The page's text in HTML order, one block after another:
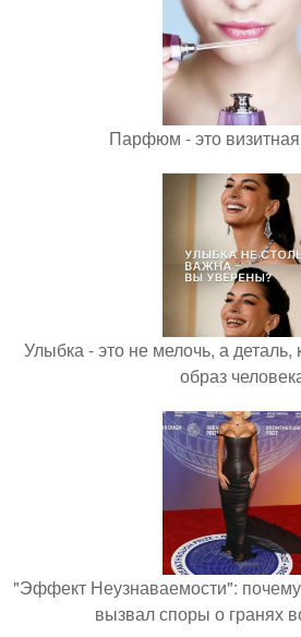
Парфюм - это визитная
Улыбка - это не мелочь, а деталь,
образ
"Эффект Неузнаваемости":
вызвал споры о гранях